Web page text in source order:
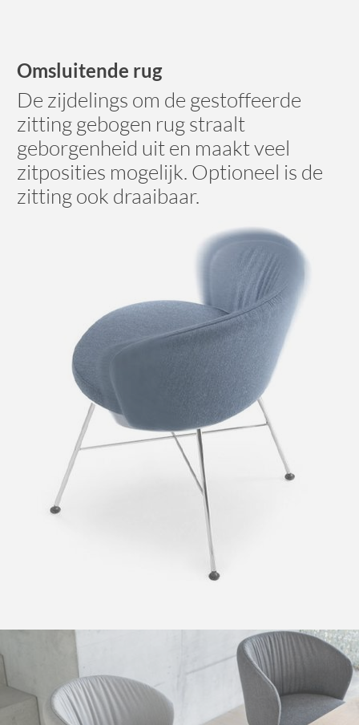
Omsluitende rug
De zijdelings om de gestoffeerde
zitting gebogen rug straalt
geborgenheid uit en maakt veel
zitposities mogelijk. Optioneel is de
zitting ook draaibaar.